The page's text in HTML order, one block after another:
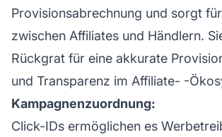
Provisionsabrechnung und sorgt
zwischen Affiliates und Händlern.
Rückgrat für eine akkurate
und Transparenz im Affiliate- -
Kampagnenzuordnung:
Click-IDs ermöglichen es